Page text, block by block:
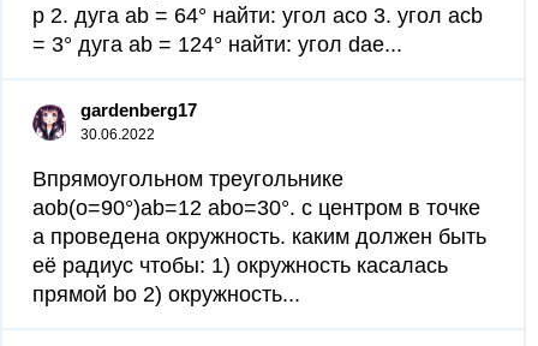
p 2. дуга ab = 64° найти: угол aco 3. угол acb
= 3° дуга ab = 124° найти: угол dae...
gardenberg17
30.06.2022
Впрямоугольном треугольнике
aob(o=90°)ab=12 abo=30°. с центром в точке
a проведена окружность. каким должен быть
её радиус чтобы: 1) окружность касалась
прямой bo 2) окружность...